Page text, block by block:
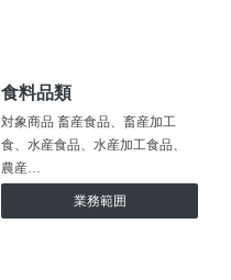
食料品類
対象商品 畜産食品、畜産加工
食、水産食品、水産加工食品、
農産…
業務範囲